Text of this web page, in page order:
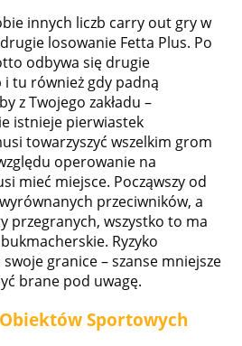
innych liczb carry out gry w
losowanie Fetta Plus. Po
odbywa się drugie
i tu również gdy padną
z Twojego zakładu –
istnieje pierwiastek
towarzyszyć wszelkim grom
operowanie na
mieć miejsce. Począwszy od
przeciwników, a
przegranych, wszystko to ma
Ryzyko
granice – szanse mniejsze
brane pod uwagę.
Sportowych